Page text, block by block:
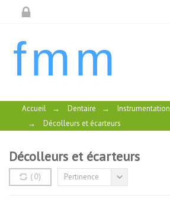
fmm
Accueil → Dentaire →
Instrumentation
→
Décolleurs et écarteurs
Décolleurs et écarteurs
(0) Pertinence